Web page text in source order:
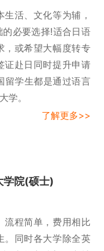
活、文化等为辅，
必要选择!适合日语
，或希望大幅度转专
证赴日同时提升申请
留学生都是通过语言
学。
了解更多>>
学院(硕士)
流程简单，费用相比
。同时各大学除全英